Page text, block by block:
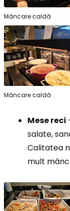
Mâncare caldă
Mâncare caldă
Mese reci
salate,
Calitatea
mult